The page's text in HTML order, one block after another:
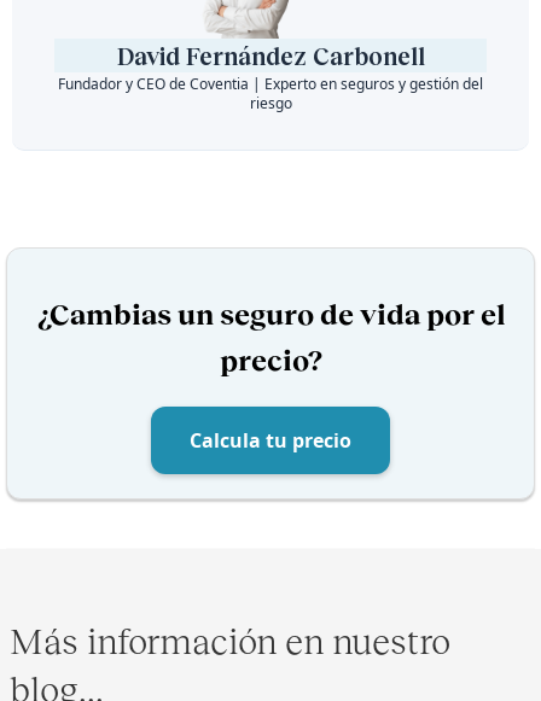
David Fernández Carbonell
Fundador y CEO de Coventia | Experto en seguros y gestión del
riesgo
¿Cambias un seguro de vida por el
precio?
Calcula tu precio
Más información en nuestro
blog...